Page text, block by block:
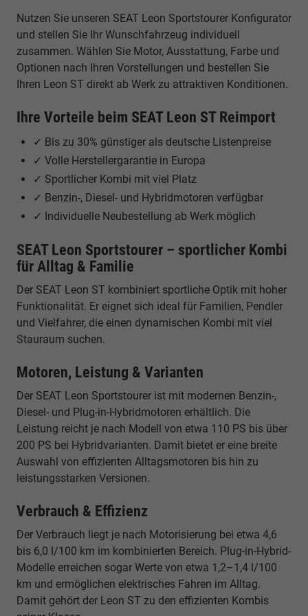
Nutzen Sie unseren SEAT Leon Sportstourer Konfigurator
und stellen Sie Ihr Wunschfahrzeug individuell
zusammen. Wählen Sie Motor, Ausstattung, Farbe und
Optionen nach Ihren Vorstellungen und bestellen Sie
Ihren Leon ST direkt ab Werk zu attraktiven Konditionen.
Ihre Vorteile beim SEAT Leon ST Reimport
✓ Bis zu 30% günstiger als deutsche Listenpreise
✓ Volle Herstellergarantie in Europa
✓ Sportlicher Kombi mit viel Platz
✓ Benzin-, Diesel- und Hybridmotoren verfügbar
✓ Individuelle Neubestellung ab Werk möglich
SEAT Leon Sportstourer – sportlicher Kombi
für Alltag & Familie
Der SEAT Leon ST kombiniert sportliche Optik mit hoher
Funktionalität. Er eignet sich ideal für Familien, Pendler
und Vielfahrer, die einen dynamischen Kombi mit viel
Stauraum suchen.
Motoren, Leistung & Varianten
Der SEAT Leon Sportstourer ist mit modernen Benzin-,
Diesel- und Plug-in-Hybridmotoren erhältlich. Die
Leistung reicht je nach Modell von etwa 110 PS bis über
200 PS bei Hybridvarianten. Damit bietet er eine breite
Auswahl von effizienten Alltagsmotoren bis hin zu
leistungsstarken Versionen.
Verbrauch & Effizienz
Der Verbrauch liegt je nach Motorisierung bei etwa 4,6
bis 6,0 l/100 km im kombinierten Bereich. Plug-in-Hybrid-
Modelle erreichen sogar Werte von etwa 1,2–1,4 l/100
km und ermöglichen elektrisches Fahren im Alltag.
Damit gehört der Leon ST zu den effizienten Kombis